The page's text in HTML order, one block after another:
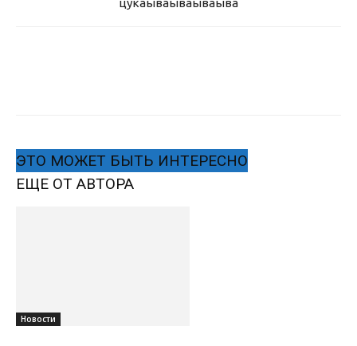
цукаываываываыва
ЭТО МОЖЕТ БЫТЬ ИНТЕРЕСНО
ЕЩЕ ОТ АВТОРА
Новости